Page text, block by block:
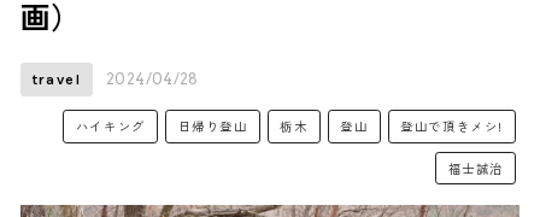
画）
travel 2024/04/28
ハイキング 日帰り登山 栃木 登山 登山で頂きメシ!
福士誠治